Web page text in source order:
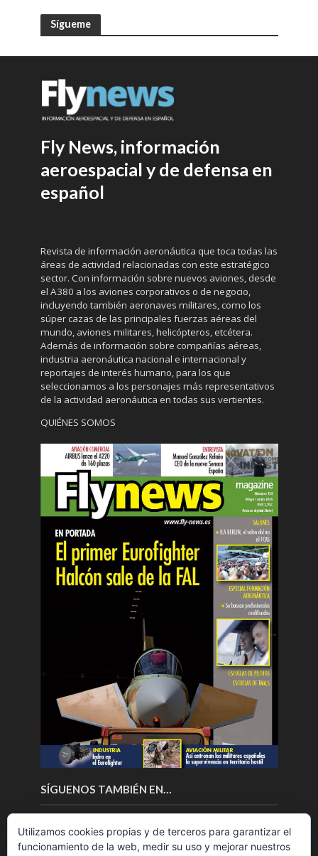
Sígueme
Fly News, información
aeroespacial y de defensa en
español
Revista de información aeronáutica que toca todas las
áreas de actividad relacionadas con este estratégico
sector. Con información sobre nuevos aviones, desde
el A380 a los aviones corporativos o de negocio,
incluyendo también aeronaves militares, como los
súper cazas de las principales fuerzas aéreas del
mundo, aviones militares, helicópteros, etcétera.
Además de información sobre compañías aéreas,
industria aeronáutica nacional e internacional y
reportajes de interés humano, para los que
seleccionamos a los personajes más representativos
de la actividad aeronáutica en todas sus vertientes.
QUIÉNES SOMOS
SÍGUENOS TAMBIÉN EN…
Utilizamos cookies propias y de terceros para garantizar el
funcionamiento de la web, medir su uso y mejorar nuestros